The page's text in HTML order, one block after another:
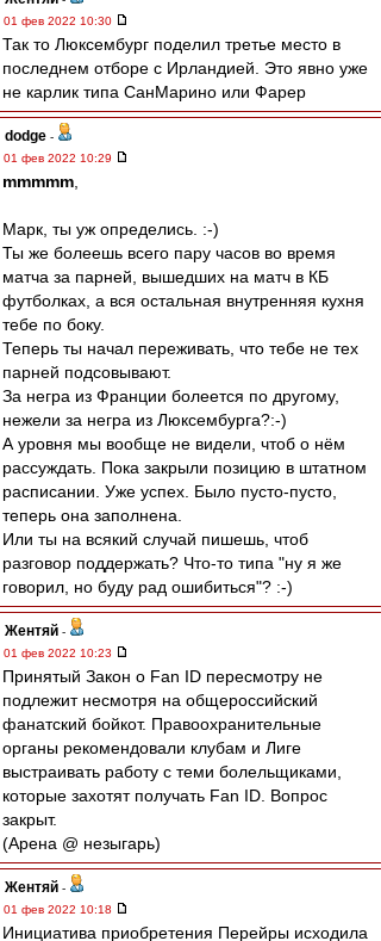
01 фев 2022 10:30
Так то Люксембург поделил третье место в
последнем отборе с Ирландией. Это явно уже
не карлик типа СанМарино или Фарер
dodge -
01 фев 2022 10:29
mmmmm
Марк, ты уж определись. :-)
Ты же болеешь всего пару часов во время
матча за парней, вышедших на матч в КБ
футболках, а вся остальная внутренняя кухня
тебе по боку.
Теперь ты начал переживать, что тебе не тех
парней подсовывают.
За негра из Франции болеется по другому,
нежели за негра из Люксембурга?:-)
А уровня мы вообще не видели, чтоб о нём
рассуждать. Пока закрыли позицию в штатном
расписании. Уже успех. Было пусто-пусто,
теперь она заполнена.
Или ты на всякий случай пишешь, чтоб
разговор поддержать? Что-то типа "ну я же
говорил, но буду рад ошибиться"? :-)
Жентяй -
01 фев 2022 10:23
Принятый Закон о Fan ID пересмотру не
подлежит несмотря на общероссийский
фанатский бойкот. Правоохранительные
органы рекомендовали клубам и Лиге
выстраивать работу с теми болельщиками,
которые захотят получать Fan ID. Вопрос
закрыт.
(Арена @ незыгарь)
Жентяй -
01 фев 2022 10:18
Инициатива приобретения Перейры исходила